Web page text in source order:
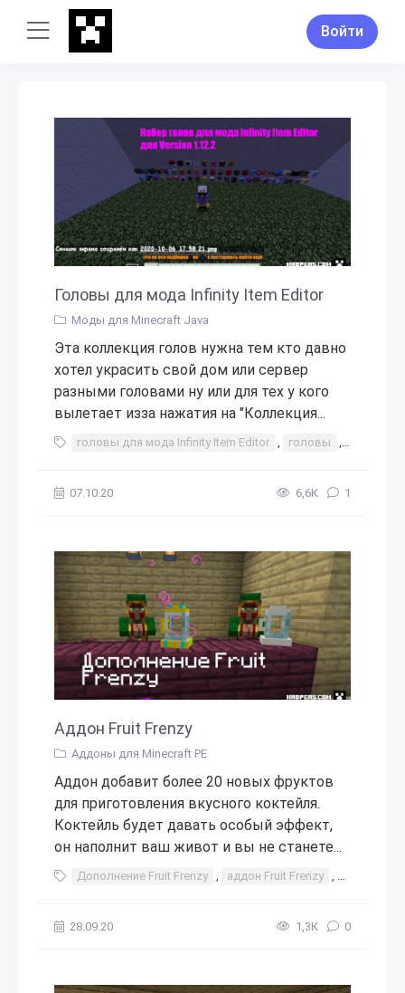
Войти
Головы для мода Infinity Item Editor
Моды для Minecraft Java
Эта коллекция голов нужна тем кто давно
хотел украсить свой дом или сервер
разными головами ну или для тех у кого
вылетает изза нажатия на "Коллекция...
головы для мода Infinity Item Editor , головы ,
07.10.20 6,6К 1
Аддон Fruit Frenzy
Аддоны для Minecraft PE
Аддон добавит более 20 новых фруктов
для приготовления вкусного коктейля.
Коктейль будет давать особый эффект,
он наполнит ваш живот и вы не станете...
Дополнение Fruit Frenzy , аддон Fruit Frenzy , аддон
28.09.20 1,3К 0